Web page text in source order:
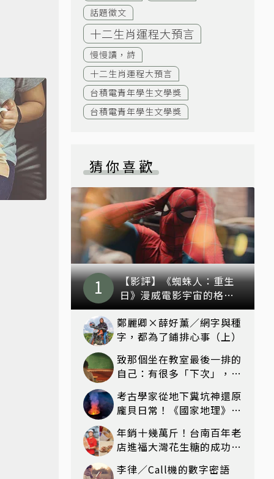
話題徵文
十二生肖運程大預言
慢慢讀，詩
十二生肖運程大預言
台積電青年學生文學獎
台積電青年學生文學獎
猜你喜歡
【影評】《蜘蛛人：重生
日》漫威電影宇宙的格局
新篇章，在面罩之下找到
自我救贖的成長
鄭麗卿×薛好薰／網字與種
字，都為了鋪排心事（上）
致那個坐在教室最後一排的
自己：有很多「下次」，最
考古學家從地下糞坑神還原
龐貝日常！《國家地理》雜
年銷十幾萬斤！台南百年老
店進福大灣花生糖的成功心
間斷
李律／Call機的數字密語